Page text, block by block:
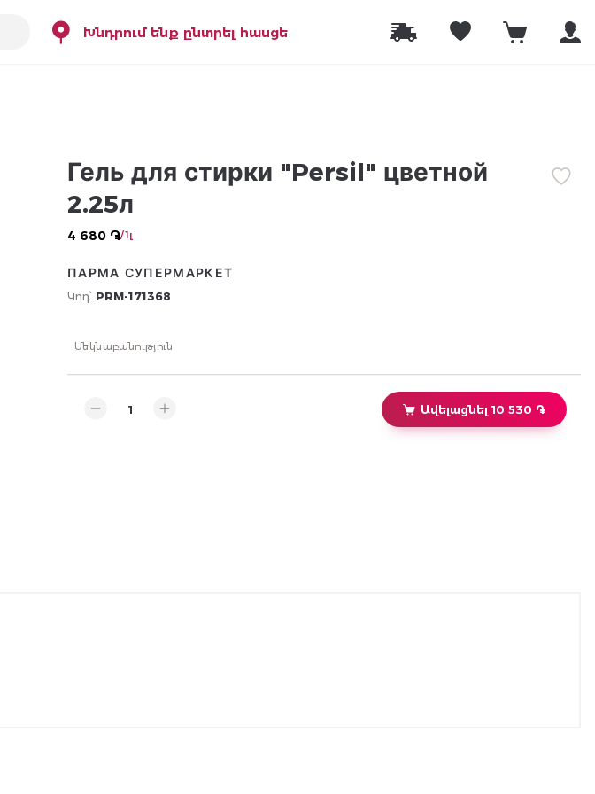
Խնդրում ենք ընտրել հասցե
Гель для стирки "Persil" цветной
2.25л
4 680 ֏/ 1լ
ПАРМА СУПЕРМАРКЕТ
Կոդ՝ PRM-171368
Մեկնաբանություն
Ավելացնել 10 530 ֏